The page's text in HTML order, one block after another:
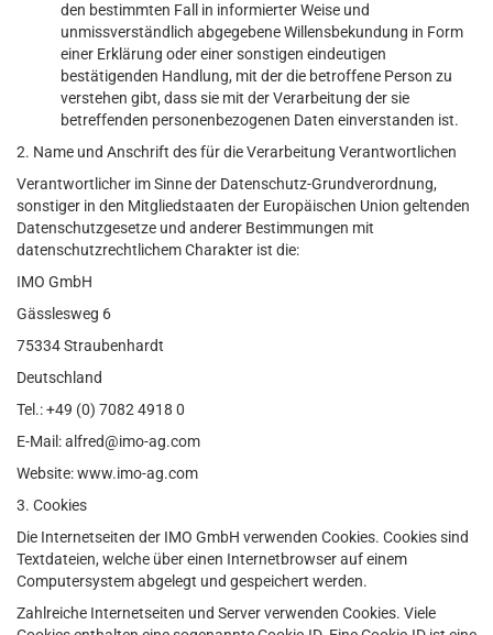
den bestimmten Fall in informierter Weise und
unmissverständlich abgegebene Willensbekundung in Form
einer Erklärung oder einer sonstigen eindeutigen
bestätigenden Handlung, mit der die betroffene Person zu
verstehen gibt, dass sie mit der Verarbeitung der sie
betreffenden personenbezogenen Daten einverstanden ist.
2. Name und Anschrift des für die Verarbeitung Verantwortlichen
Verantwortlicher im Sinne der Datenschutz-Grundverordnung,
sonstiger in den Mitgliedstaaten der Europäischen Union geltenden
Datenschutzgesetze und anderer Bestimmungen mit
datenschutzrechtlichem Charakter ist die:
IMO GmbH
Gässlesweg 6
75334 Straubenhardt
Deutschland
Tel.: +49 (0) 7082 4918 0
E-Mail: alfred@imo-ag.com
Website: www.imo-ag.com
3. Cookies
Die Internetseiten der IMO GmbH verwenden Cookies. Cookies sind
Textdateien, welche über einen Internetbrowser auf einem
Computersystem abgelegt und gespeichert werden.
Zahlreiche Internetseiten und Server verwenden Cookies. Viele